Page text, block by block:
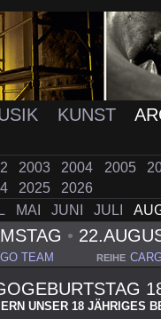
KUNST
2003 2004 2005
2025
2026
MAI JUNI JULI
•
TEAM REIHE
UNSER 18 JÄHRIGES